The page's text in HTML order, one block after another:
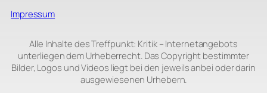
Impressum
Alle Inhalte des Treffpunkt: Kritik – Internetangebots
unterliegen dem Urheberrecht. Das Copyright bestimmter
Bilder, Logos und Videos liegt bei den jeweils anbei oder darin
ausgewiesenen Urhebern.